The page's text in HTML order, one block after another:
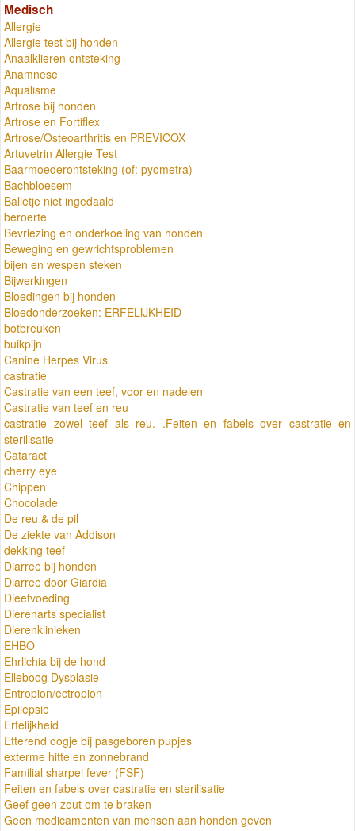
Medisch
Allergie
Allergie test bij honden
Anaalklieren ontsteking
Anamnese
Aqualisme
Artrose bij honden
Artrose en Fortiflex
Artrose/Osteoarthritis en PREVICOX
Artuvetrin Allergie Test
Baarmoederontsteking (of: pyometra)
Bachbloesem
Balletje niet ingedaald
beroerte
Bevriezing en onderkoeling van honden
Beweging en gewrichtsproblemen
bijen en wespen steken
Bijwerkingen
Bloedingen bij honden
Bloedonderzoeken: ERFELIJKHEID
botbreuken
buikpijn
Canine Herpes Virus
castratie
Castratie van een teef, voor en nadelen
Castratie van teef en reu
castratie zowel teef als reu. .Feiten en fabels over castratie en
sterilisatie
Cataract
cherry eye
Chippen
Chocolade
De reu & de pil
De ziekte van Addison
dekking teef
Diarree bij honden
Diarree door Giardia
Dieetvoeding
Dierenarts specialist
Dierenklinieken
EHBO
Ehrlichia bij de hond
Elleboog Dysplasie
Entropion/ectropion
Epilepsie
Erfelijkheid
Etterend oogje bij pasgeboren pupjes
exterme hitte en zonnebrand
Familial sharpei fever (FSF)
Feiten en fabels over castratie en sterilisatie
Geef geen zout om te braken
Geen medicamenten van mensen aan honden geven